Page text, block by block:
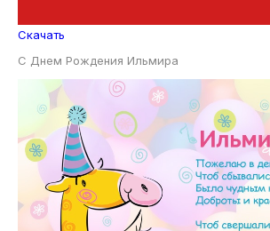
Скачать
С Днем Рождения Ильмира